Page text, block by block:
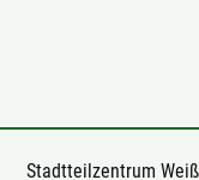
Stadtteilzentrum